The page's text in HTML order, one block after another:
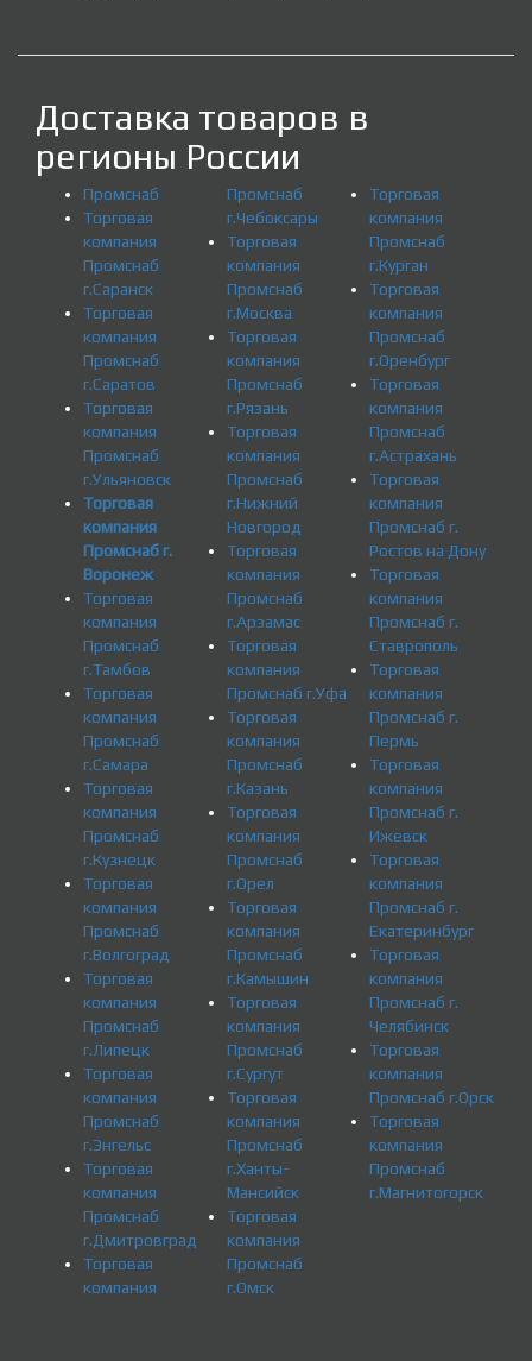
Доставка товаров в
регионы России
Промснаб
Торговая
компания
Промснаб
г.Саранск
Торговая
компания
Промснаб
г.Саратов
Торговая
компания
Промснаб
г.Ульяновск
Торговая
компания
Промснаб г.
Воронеж
Торговая
компания
Промснаб
г.Тамбов
Торговая
компания
Промснаб
г.Самара
Торговая
компания
Промснаб
г.Кузнецк
Торговая
компания
Промснаб
г.Волгоград
Торговая
компания
Промснаб
г.Липецк
Торговая
компания
Промснаб
г.Энгельс
Торговая
компания
Промснаб
г.Дмитровград
Торговая
компания
Промснаб
г.Чебоксары
Торговая
компания
Промснаб
г.Москва
Торговая
компания
Промснаб
г.Рязань
Торговая
компания
Промснаб
г.Нижний
Новгород
Торговая
компания
Промснаб
г.Арзамас
Торговая
компания
Промснаб г.Уфа
Торговая
компания
Промснаб
г.Казань
Торговая
компания
Промснаб
г.Орел
Торговая
компания
Промснаб
г.Камышин
Торговая
компания
Промснаб
г.Сургут
Торговая
компания
Промснаб
г.Ханты-
Мансийск
Торговая
компания
Промснаб
г.Омск
Торговая
компания
Промснаб
г.Курган
Торговая
компания
Промснаб
г.Оренбург
Торговая
компания
Промснаб
г.Астрахань
Торговая
компания
Промснаб г.
Ростов на Дону
Торговая
компания
Промснаб г.
Ставрополь
Торговая
компания
Промснаб г.
Пермь
Торговая
компания
Промснаб г.
Ижевск
Торговая
компания
Промснаб г.
Екатеринбург
Торговая
компания
Промснаб г.
Челябинск
Торговая
компания
Промснаб г.Орск
Торговая
компания
Промснаб
г.Магнитогорск